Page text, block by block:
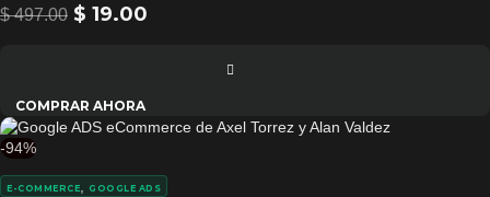
$497.00 $ 19.00
COMPRAR AHORA
-94%
E-COMMERCE GOOGLE ADS